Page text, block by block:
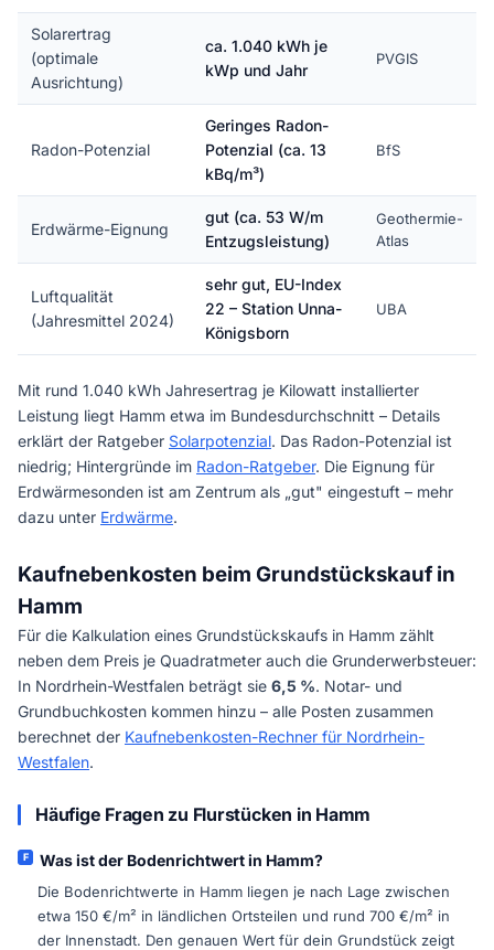
Solarertrag
(optimale
Ausrichtung)
ca. 1.040 kWh je
kWp und Jahr
PVGIS
Radon-Potenzial
Geringes Radon-
Potenzial (ca. 13
kBq/m³)
BfS
Erdwärme-Eignung
gut (ca. 53 W/m
Entzugsleistung)
Geothermie-
Atlas
Luftqualität
(Jahresmittel 2024)
sehr gut, EU-Index
22 – Station Unna-
Königsborn
UBA
Mit rund 1.040 kWh Jahresertrag je Kilowatt installierter
Leistung liegt Hamm etwa im Bundesdurchschnitt – Details
erklärt der Ratgeber Solarpotenzial. Das Radon-Potenzial ist
niedrig; Hintergründe im Radon-Ratgeber. Die Eignung für
Erdwärmesonden ist am Zentrum als „gut" eingestuft – mehr
dazu unter Erdwärme.
Kaufnebenkosten beim Grundstückskauf in
Hamm
Für die Kalkulation eines Grundstückskaufs in Hamm zählt
neben dem Preis je Quadratmeter auch die Grunderwerbsteuer:
In Nordrhein-Westfalen beträgt sie 6,5 %. Notar- und
Grundbuchkosten kommen hinzu – alle Posten zusammen
berechnet der Kaufnebenkosten-Rechner für Nordrhein-
Westfalen.
Häufige Fragen zu Flurstücken in Hamm
Was ist der Bodenrichtwert in Hamm?
Die Bodenrichtwerte in Hamm liegen je nach Lage zwischen
etwa 150 €/m² in ländlichen Ortsteilen und rund 700 €/m² in
der Innenstadt. Den genauen Wert für dein Grundstück zeigt